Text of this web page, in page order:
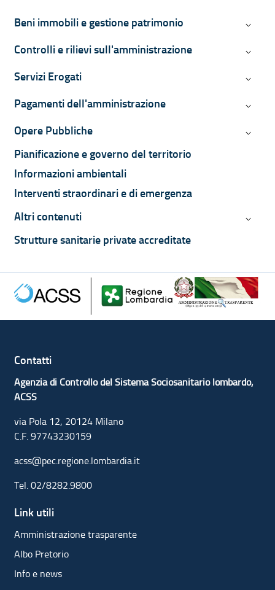
Beni immobili e gestione patrimonio Beni
Controlli e rilievi sull'amministrazione
Servizi Erogati Servizi
Pagamenti dell'amministrazione
Opere Pubbliche Opere
Pianificazione e governo del territorio
Informazioni ambientali
Interventi straordinari e di emergenza
Altri contenuti
Altri
Strutture sanitarie private accreditate
Contatti
Agenzia di Controllo del Sistema Sociosanitario lombardo,
ACSS
via Pola 12, 20124 Milano
C.F. 97743230159
acss@pec.regione.lombardia.it
Tel.02/8282.9800
Link utili
Amministrazione trasparente
Albo Pretorio
Info e news